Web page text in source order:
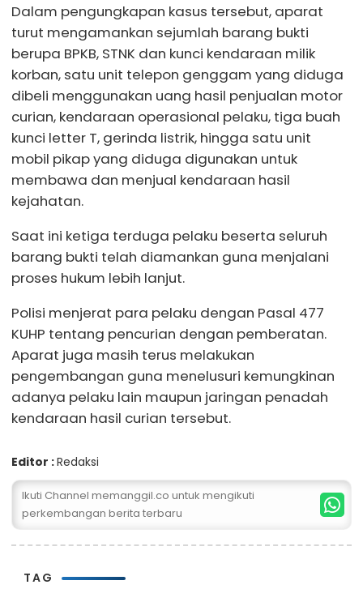
Dalam pengungkapan kasus tersebut, aparat
turut mengamankan sejumlah barang bukti
berupa BPKB, STNK dan kunci kendaraan milik
korban, satu unit telepon genggam yang diduga
dibeli menggunakan uang hasil penjualan motor
curian, kendaraan operasional pelaku, tiga buah
kunci letter T, gerinda listrik, hingga satu unit
mobil pikap yang diduga digunakan untuk
membawa dan menjual kendaraan hasil
kejahatan.
Saat ini ketiga terduga pelaku beserta seluruh
barang bukti telah diamankan guna menjalani
proses hukum lebih lanjut.
Polisi menjerat para pelaku dengan Pasal 477
KUHP tentang pencurian dengan pemberatan.
Aparat juga masih terus melakukan
pengembangan guna menelusuri kemungkinan
adanya pelaku lain maupun jaringan penadah
kendaraan hasil curian tersebut.
Editor :Redaksi
Ikuti Channel memanggil.co untuk mengikuti
perkembangan berita terbaru
TAG